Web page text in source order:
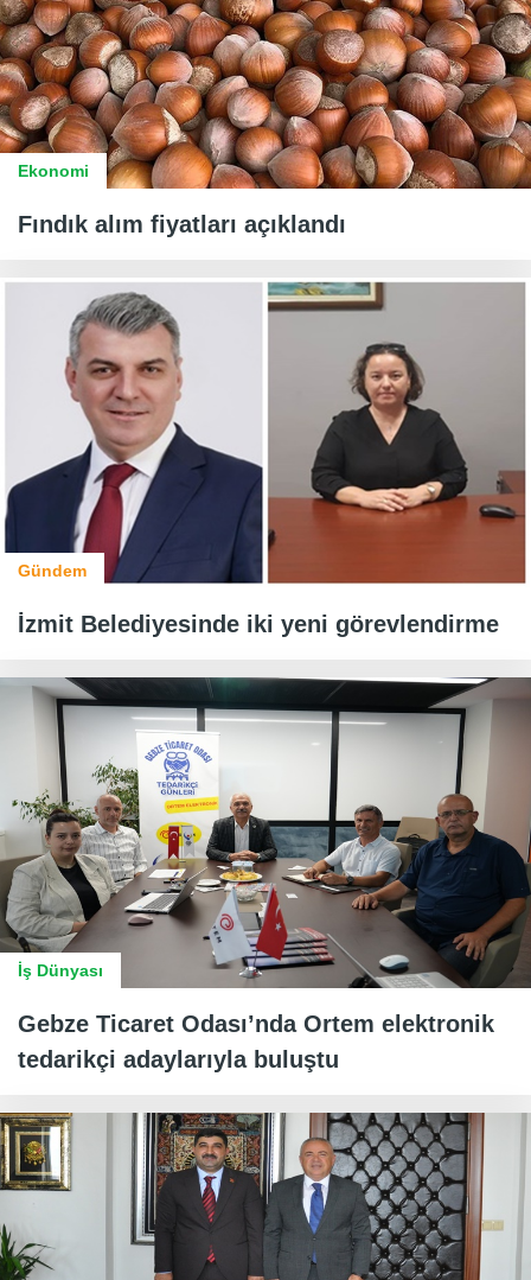
Ekonomi
Fındık alım fiyatları açıklandı
Gündem
İzmit Belediyesinde iki yeni görevlendirme
İş Dünyası
Gebze Ticaret Odası’nda Ortem elektronik
tedarikçi adaylarıyla buluştu